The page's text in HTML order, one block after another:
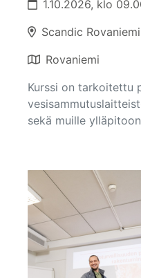
1.10.2026, klo
Scandic
Rovaniemi
Kurssi on tarkoitettu
sekä muille